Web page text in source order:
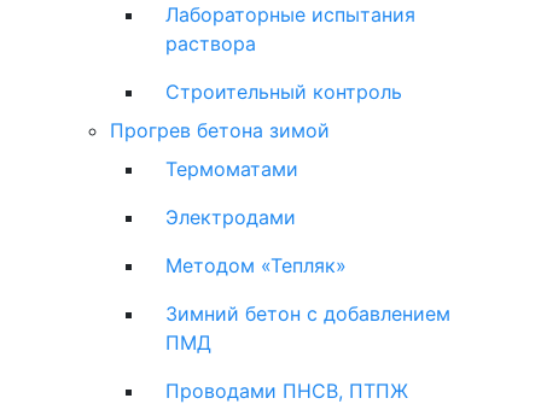
Лабораторные испытания
раствора
Строительный контроль
Прогрев бетона зимой
Термоматами
Электродами
Методом «Тепляк»
Зимний бетон с добавлением
ПМД
Проводами ПНСВ, ПТПЖ